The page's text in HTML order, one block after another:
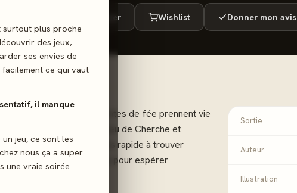
surtout plus proche
des jeux,
ses envies de
ce qui vaut
il manque
jeu, ce sont les
nous ça a super
une vraie soirée
Envie de jouer Wishlist Donner mon avis
de l'observation... Les contes de fée prennent vie
Conte de Fées est un jeu de Cherche et
vous devrez être le plus rapide à trouver
sur l'une de vos cartes pour espérer
Sortie
Auteur
Illustration